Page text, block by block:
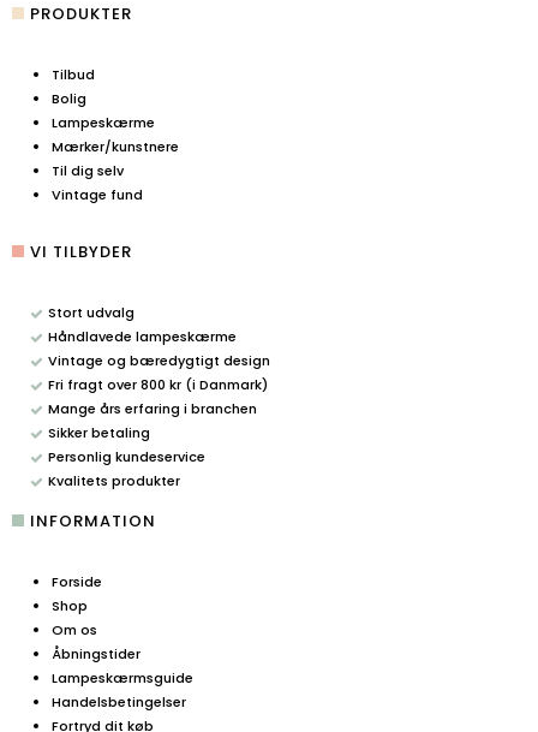
PRODUKTER
Tilbud
Bolig
Lampeskærme
Mærker/kunstnere
Til dig selv
Vintage fund
VI TILBYDER
Stort udvalg
Håndlavede lampeskærme
Vintage og bæredygtigt design
Fri fragt over 800 kr (i Danmark)
Mange års erfaring i branchen
Sikker betaling
Personlig kundeservice
Kvalitets produkter
INFORMATION
Forside
Shop
Om os
Åbningstider
Lampeskærmsguide
Handelsbetingelser
Fortryd dit køb